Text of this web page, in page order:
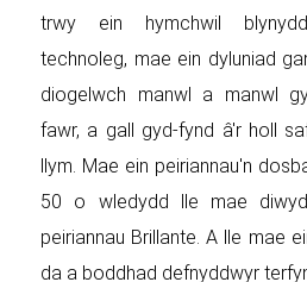
trwy ein hymchwil
technoleg, mae ein dyluniad
diogelwch manwl a manwl
fawr, a gall gyd-fynd â'r holl
llym. Mae ein peiriannau'n
50 o wledydd lle mae
peiriannau Brillante. A lle mae
da a boddhad defnyddwyr